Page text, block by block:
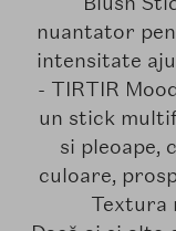
nuantator
intensitate
- TIRTIR
un stick
si pleoape,
culoare,
Textura